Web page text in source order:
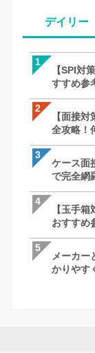
デイリー
1
【SPI対
すすめ参
2
【面接
全攻略！
徹底解説
3
ケース面
で完全網
4
【玉手
おすすめ
5
メーカー
かりやす